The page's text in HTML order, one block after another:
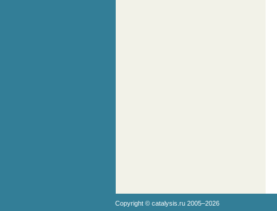
Copyright © catalysis.ru 2005–2026